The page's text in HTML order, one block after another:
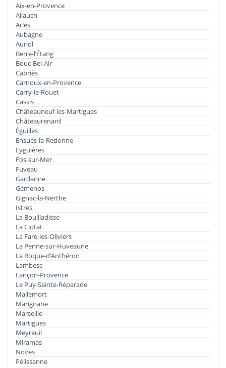
Aix-en-Provence
Allauch
Arles
Aubagne
Auriol
Berre-l’Étang
Bouc-Bel-Air
Cabriès
Carnoux-en-Provence
Carry-le-Rouet
Cassis
Châteauneuf-les-Martigues
Châteaurenard
Éguilles
Ensuès-la-Redonne
Eyguières
Fos-sur-Mer
Fuveau
Gardanne
Gémenos
Gignac-la-Nerthe
Istres
La Bouilladisse
La Ciotat
La Fare-les-Oliviers
La Penne-sur-Huveaune
La Roque-d’Anthéron
Lambesc
Lançon-Provence
Le Puy-Sainte-Réparade
Mallemort
Marignane
Marseille
Martigues
Meyreuil
Miramas
Noves
Pélissanne